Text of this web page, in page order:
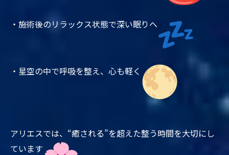
・施術後のリラックス状態で深い眠りへ
・星空の中で呼吸を整え、心も軽く
アリエスでは、“癒される”を超えた整う時間を大切にし
ています